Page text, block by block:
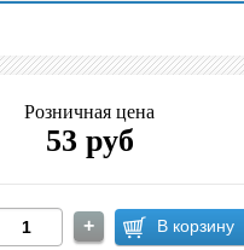
Розничная цена
53 руб